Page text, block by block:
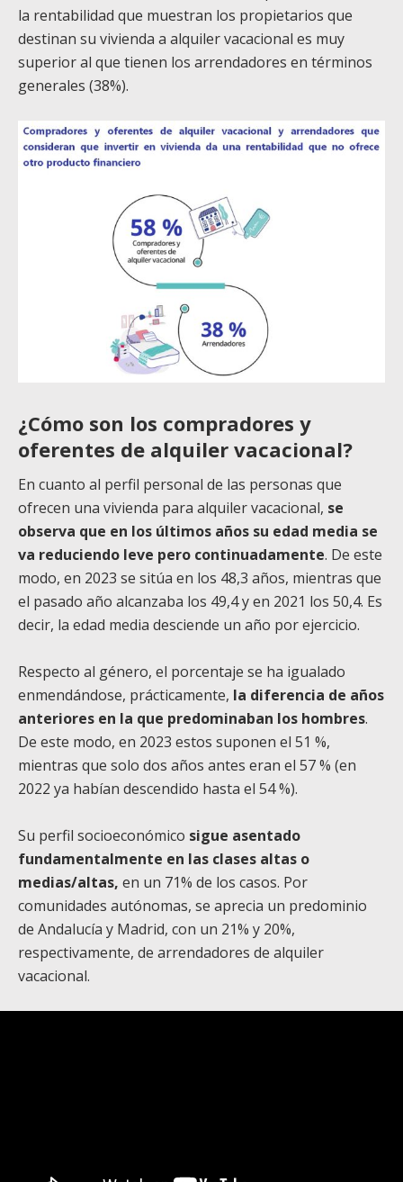
la rentabilidad que muestran los propietarios que
destinan su vivienda a alquiler vacacional es muy
superior al que tienen los arrendadores en términos
generales (38%).
¿Cómo son los compradores y
oferentes de alquiler vacacional?
En cuanto al perfil personal de las personas que
ofrecen una vivienda para alquiler vacacional, se
observa que en los últimos años su edad media se
va reduciendo leve pero continuadamente. De este
modo, en 2023 se sitúa en los 48,3 años, mientras que
el pasado año alcanzaba los 49,4 y en 2021 los 50,4. Es
decir, la edad media desciende un año por ejercicio.
Respecto al género, el porcentaje se ha igualado
enmendándose, prácticamente, la diferencia de años
anteriores en la que predominaban los hombres.
De este modo, en 2023 estos suponen el 51 %,
mientras que solo dos años antes eran el 57 % (en
2022 ya habían descendido hasta el 54 %).
Su perfil socioeconómico sigue asentado
fundamentalmente en las clases altas o
medias/altas, en un 71% de los casos. Por
comunidades autónomas, se aprecia un predominio
de Andalucía y Madrid, con un 21% y 20%,
respectivamente, de arrendadores de alquiler
vacacional.